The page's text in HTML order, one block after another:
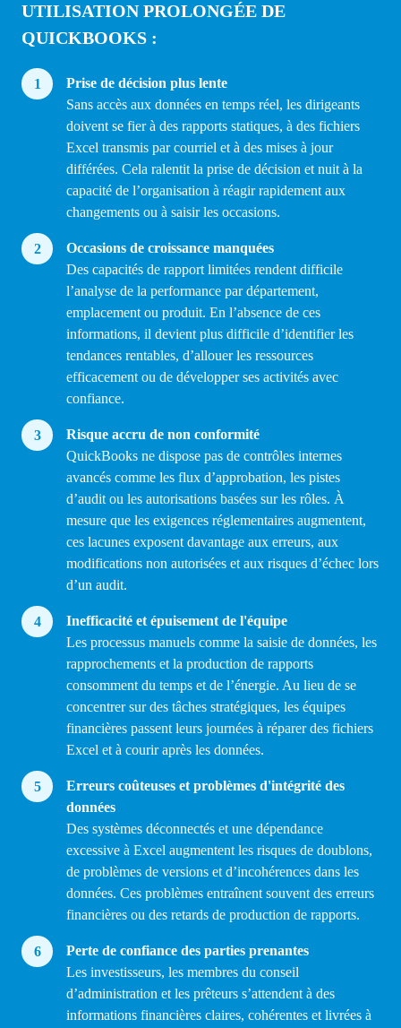
UTILISATION PROLONGÉE DE
QUICKBOOKS :
Prise de décision plus lente
Sans accès aux données en temps réel, les dirigeants
doivent se fier à des rapports statiques, à des fichiers
Excel transmis par courriel et à des mises à jour
différées. Cela ralentit la prise de décision et nuit à la
capacité de l’organisation à réagir rapidement aux
changements ou à saisir les occasions.
Occasions de croissance manquées
Des capacités de rapport limitées rendent difficile
l’analyse de la performance par département,
emplacement ou produit. En l’absence de ces
informations, il devient plus difficile d’identifier les
tendances rentables, d’allouer les ressources
efficacement ou de développer ses activités avec
confiance.
Risque accru de non conformité
QuickBooks ne dispose pas de contrôles internes
avancés comme les flux d’approbation, les pistes
d’audit ou les autorisations basées sur les rôles. À
mesure que les exigences réglementaires augmentent,
ces lacunes exposent davantage aux erreurs, aux
modifications non autorisées et aux risques d’échec lors
d’un audit.
Inefficacité et épuisement de l'équipe
Les processus manuels comme la saisie de données, les
rapprochements et la production de rapports
consomment du temps et de l’énergie. Au lieu de se
concentrer sur des tâches stratégiques, les équipes
financières passent leurs journées à réparer des fichiers
Excel et à courir après les données.
Erreurs coûteuses et problèmes d'intégrité des
données
Des systèmes déconnectés et une dépendance
excessive à Excel augmentent les risques de doublons,
de problèmes de versions et d’incohérences dans les
données. Ces problèmes entraînent souvent des erreurs
financières ou des retards de production de rapports.
Perte de confiance des parties prenantes
Les investisseurs, les membres du conseil
d’administration et les prêteurs s’attendent à des
informations financières claires, cohérentes et livrées à